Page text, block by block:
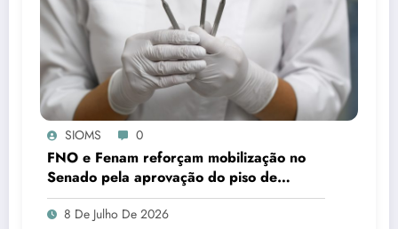
SIOMS 0
FNO e Fenam reforçam mobilização no
Senado pela aprovação do piso de
cirurgiões-dentistas e médicos
8 De Julho De 2026